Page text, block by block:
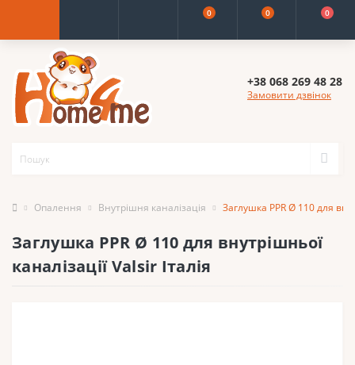
0 0 0
+38 068 269 48 28
Замовити дзвінок
Опалення Внутрішня каналізація Заглушка PPR Ø 110 для
Заглушка PPR Ø 110 для внутрішньої
каналізації Valsir Італія